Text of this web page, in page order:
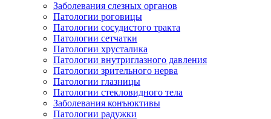
Заболевания слезных органов
Патологии роговицы
Патологии сосудистого тракта
Патологии сетчатки
Патологии хрусталика
Патологии внутриглазного давления
Патологии зрительного нерва
Патологии глазницы
Патологии стекловидного тела
Заболевания конъюктивы
Патологии радужки